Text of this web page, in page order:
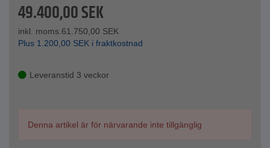
49.400,00SEK
inkl. moms.61.750,00 SEK
Plus 1.200,00 SEK i fraktkostnad
Leveranstid 3 veckor
Denna artikel är för närvarande inte tillgänglig